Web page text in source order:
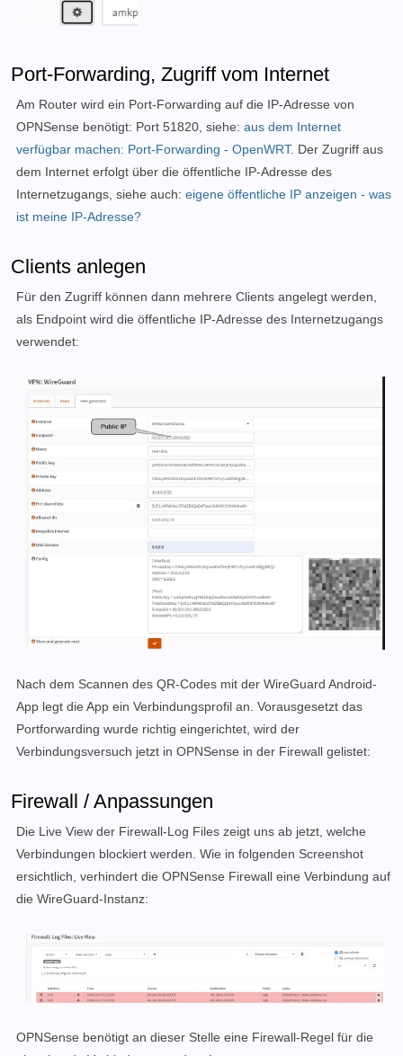
Port-Forwarding, Zugriff vom Internet
Am Router wird ein Port-Forwarding auf die IP-Adresse von
OPNSense benötigt: Port 51820, siehe: aus dem Internet
verfügbar machen: Port-Forwarding - OpenWRT. Der Zugriff aus
dem Internet erfolgt über die öffentliche IP-Adresse des
Internetzugangs, siehe auch: eigene öffentliche IP anzeigen - was
ist meine IP-Adresse?
Clients anlegen
Für den Zugriff können dann mehrere Clients angelegt werden,
als Endpoint wird die öffentliche IP-Adresse des Internetzugangs
verwendet:
Nach dem Scannen des QR-Codes mit der WireGuard Android-
App legt die App ein Verbindungsprofil an. Vorausgesetzt das
Portforwarding wurde richtig eingerichtet, wird der
Verbindungsversuch jetzt in OPNSense in der Firewall gelistet:
Firewall / Anpassungen
Die Live View der Firewall-Log Files zeigt uns ab jetzt, welche
Verbindungen blockiert werden. Wie in folgenden Screenshot
ersichtlich, verhindert die OPNSense Firewall eine Verbindung auf
die WireGuard-Instanz:
OPNSense benötigt an dieser Stelle eine Firewall-Regel für die